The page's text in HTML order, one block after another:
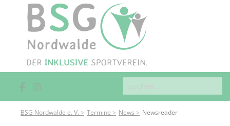
BSG Nordwalde e. V. Termine News Newsreader